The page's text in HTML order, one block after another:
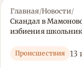
Главная/Новости/
Скандал в
избиения
Происшествия 13